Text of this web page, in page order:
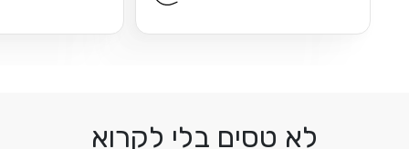
לא טסים בלי לקרוא